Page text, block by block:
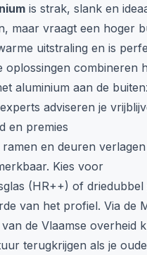
is strak, slank en
maar vraagt een hoger
uitstraling en is
oplossingen combineren
aluminium aan de
adviseren je
en premies
en deuren verlagen
Kies voor
(HR++) of driedubbel
van het profiel. Via de
de Vlaamse overheid
terugkrijgen als je oude